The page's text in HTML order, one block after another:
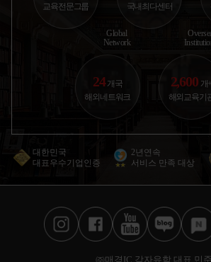
교육전문그룹
국내최다센터
Global
Network
24 개국
해외네트워크
2,600 개+
해외교육기
대한민국
대표우수기업인증
2년연속
서비스 만족 대상
㈜매경IC 감자유학 대표 민준